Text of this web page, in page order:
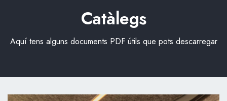
Catàlegs
Aquí tens alguns documents PDF útils que pots descarregar